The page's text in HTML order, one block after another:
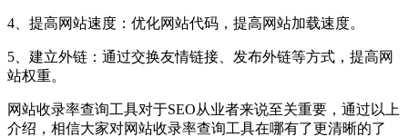
4、提高网站速度：优化网站代码，提高网站加载速度。
5、建立外链：通过交换友情链接、发布外链等方式，提高网
站权重。
网站收录率查询工具对于SEO从业者来说至关重要，通过以上
介绍，相信大家对网站收录率查询工具在哪有了更清晰的了